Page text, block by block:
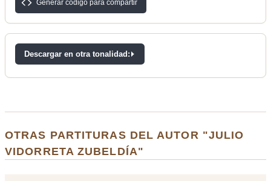
Generar código para compartir
Descargar en otra tonalidad:
OTRAS PARTITURAS DEL AUTOR "JULIO
VIDORRETA ZUBELDÍA"